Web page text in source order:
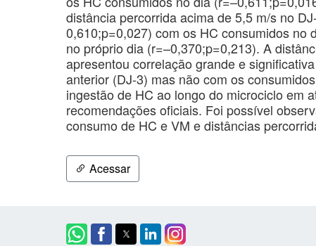
distância percorrida acima de 5,5 m/s no
0,610;p=0,027) com os HC consumidos no
no próprio dia (r=–0,370;p=0,213). A
apresentou correlação grande e
anterior (DJ-3) mas não com os
ingestão de HC ao longo do microciclo em
recomendações oficiais. Foi possível
consumo de HC e VM e distâncias
Acessar